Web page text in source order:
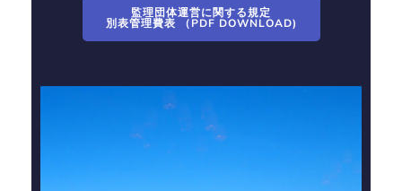
監理団体運営に関する規定
別表管理費表 （PDF DOWNLOAD)